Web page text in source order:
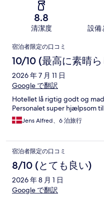
8.8
清潔度 設備
口
コ
ミ
宿泊者限定の口コミ
10/10 (最高に素晴
2026 年 7 月 11 日
Google で翻訳
Hotellet lå rigtig godt og
Personalet super hjælpsom
Jens Alfred、6 泊旅行
宿泊者限定の口コミ
8/10 (とても良い)
2026 年 8 月 1 日
Google で翻訳